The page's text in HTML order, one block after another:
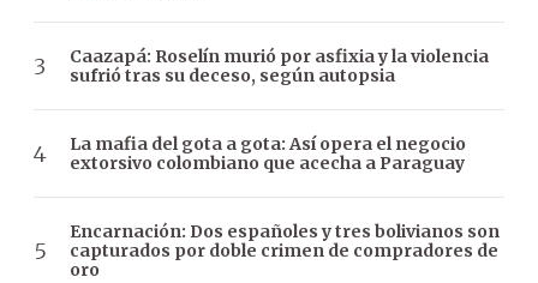
Caazapá: Roselín murió por asfixia y la violencia
sufrió tras su deceso, según autopsia
La mafia del gota a gota: Así opera el negocio
extorsivo colombiano que acecha a Paraguay
Encarnación: Dos españoles y tres bolivianos son
capturados por doble crimen de compradores de
oro